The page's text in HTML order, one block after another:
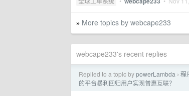
» More topics by webcape233
webcape233's recent replies
Replied to a topic bypowerLambda › 程
的平台暴利回归用户实现普惠互联？